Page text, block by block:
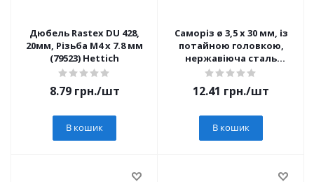
Дюбель Rastex DU 428,
20мм, Різьба M4 x 7.8 мм
(79523) Hettich
8.79грн./шт
В кошик
Саморіз ø 3,5 x 30 мм, із
потайною головкою,
нержавіюча сталь
(9338477) Hettich
12.41 грн./шт
В кошик